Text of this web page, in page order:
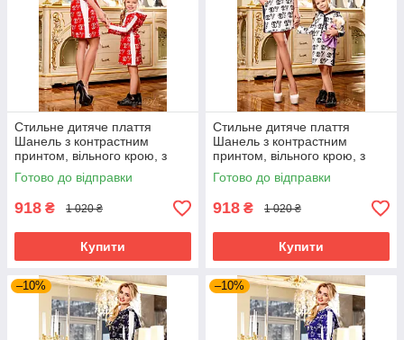
Стильне дитяче плаття
Шанель з контрастним
принтом, вільного крою, з
капюшоном
Готово до відправки
918 ₴ 1 020 ₴
Купити
Стильне дитяче плаття
Шанель з контрастним
принтом, вільного крою, з
капюшоном, у спортивному
стилі
Готово до відправки
918 ₴ 1 020 ₴
Купити
–10% –10%